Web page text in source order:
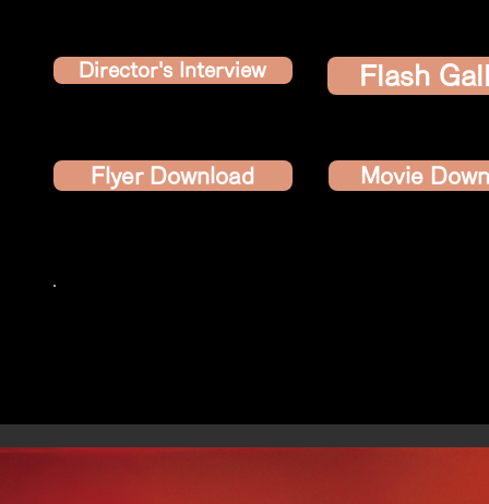
Director's Interview Flash
Flyer Download Movie